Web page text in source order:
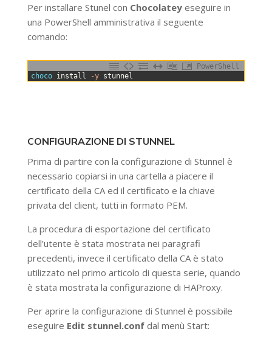
Per installare Stunel con Chocolateyeseguire in
una PowerShell amministrativa il seguente
comando:
PowerShell
choco install -y stunnel
CONFIGURAZIONE DI STUNNEL
Prima di partire con la configurazione di Stunnel è
necessario copiarsi in una cartella a piacere il
certificato della CA ed il certificato e la chiave
privata del client, tutti in formato PEM.
La procedura di esportazione del certificato
dell’utente è stata mostrata nei paragrafi
precedenti, invece il certificato della CA è stato
utilizzato nel primo articolo di questa serie, quando
è stata mostrata la configurazione di HAProxy.
Per aprire la configurazione di Stunnel è possibile
eseguire Edit stunnel.confdal menù Start: